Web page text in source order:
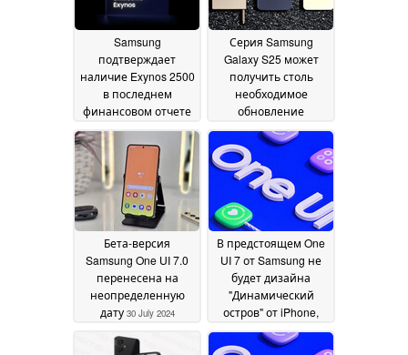
Samsung
подтверждает
наличие Exynos 2500
в последнем
финансовом отчете
31 July 2024
Серия Samsung
Galaxy S25 может
получить столь
необходимое
обновление
оперативной
памяти30 July 2024
Бета-версия
Samsung One UI 7.0
перенесена на
неопределенную
дату 30 July 2024
В предстоящем One
UI 7 от Samsung не
будет дизайна
"Динамический
остров" от iPhone,
утверждает
источник28 July 2024